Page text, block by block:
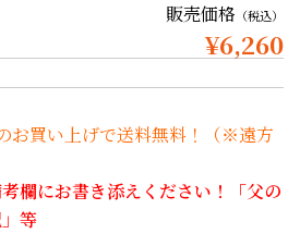
販売価格 （税込）
¥6,260
お買い上げで送料無料！（※遠方
欄にお書き添えください！「父の
等